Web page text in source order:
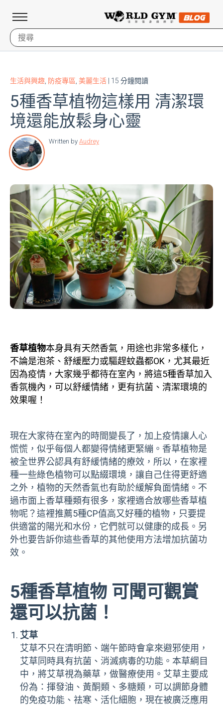
生活與興趣 防疫專區 美麗生活 | 15 分鐘閱讀
5種香草植物這樣用 清潔環
境還能放鬆身心靈
Written by Audrey
香草植物本身具有天然香氣，用途也非常多樣化，
不論是泡茶、舒緩壓力或驅趕蚊蟲都OK，尤其最近
因為疫情，大家幾乎都待在室內，將這5種香草加入
香氛機內，可以舒緩情緒，更有抗菌、清潔環境的
效果喔！
現在大家待在室內的時間變長了，加上疫情讓人心
慌慌，似乎每個人都變得情緒更緊繃。香草植物是
被全世界公認具有舒緩情緒的療效，所以，在家裡
種一些綠色植物可以點綴環境，讓自己住得更舒適
之外，植物的天然香氣也有助於緩解負面情緒。不
過市面上香草種類有很多，家裡適合放哪些香草植
物呢？這裡推薦5種CP值高又好種的植物，只要提
供適當的陽光和水份，它們就可以健康的成長。另
外也要告訴你這些香草的其他使用方法增加抗菌功
效。
5種香草植物 可聞可觀賞
還可以抗菌！
艾草
艾草不只在清明節、端午節時會拿來避邪使用，
艾草同時具有抗菌、消滅病毒的功能。本草綱目
中，將艾草視為藥草，做醫療使用。艾草主要成
份為：揮發油、黃酮類、多糖類，可以調節身體
的免疫功能、祛寒、活化細胞，現在被廣泛應用